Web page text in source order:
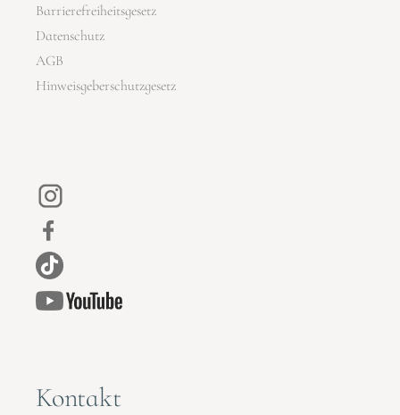
Barrierefreiheitsgesetz
Datenschutz
AGB
Hinweisgeberschutzgesetz
Kontakt